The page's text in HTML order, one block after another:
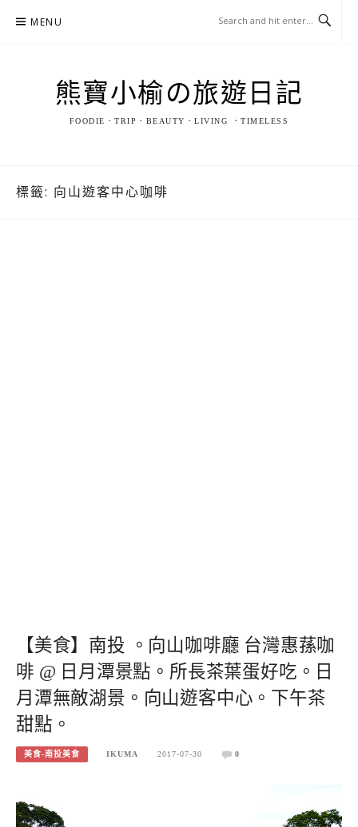
MENU
熊寶小榆の旅遊日記
FOODIE．TRIP．BEAUTY．LIVING ．TIMELESS
標籤: 向山遊客中心咖啡
【美食】南投 。向山咖啡廳 台灣惠蓀咖
啡 @ 日月潭景點。所長茶葉蛋好吃。日
月潭無敵湖景。向山遊客中心。下午茶
甜點。
美食-南投美食 IKUMA 2017-07-30 0